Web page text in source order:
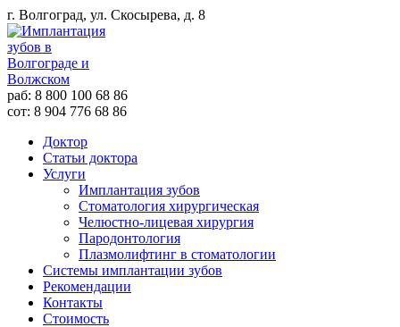
г. Волгоград, ул. Скосырева, д. 8
раб: 8 800 100 68 86
сот: 8 904 776 68 86
Доктор
Статьи доктора
Услуги
Имплантация зубов
Стоматология хирургическая
Челюстно-лицевая хирургия
Пародонтология
Плазмолифтинг в стоматологии
Системы имплантации зубов
Рекомендации
Контакты
Стоимость